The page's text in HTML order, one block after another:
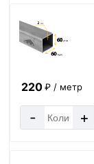
220₽ / метр
- +